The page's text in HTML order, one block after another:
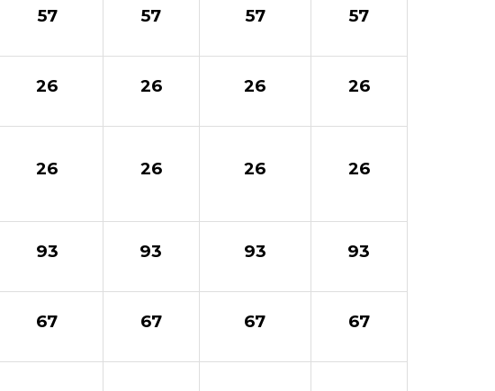
57 57 57 57
26 26 26 26
26 26 26 26
93 93 93 93
67 67 67 67